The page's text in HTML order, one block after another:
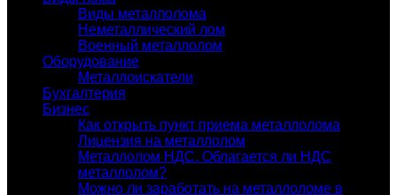
Виды металлолома
Неметаллический лом
Военный металлолом
Оборудование
Металлоискатели
Бухгалтерия
Бизнес
Как открыть пункт приема металлолома
Лицензия на металлолом
Металлолом НДС. Облагается ли НДС
металлолом?
Можно ли заработать на металлоломе в